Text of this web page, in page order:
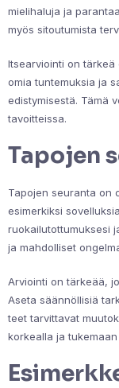
mielihaluja ja
myös sitoutumista
Itsearviointi on tärkeä
omia tuntemuksia ja
edistymisestä. Tämä
tavoitteissa.
Tapojen
Tapojen seuranta on
esimerkiksi
ruokailutottumuksesi
ja mahdolliset
Arviointi on tärkeää,
Aseta säännöllisiä
teet tarvittavat
korkealla ja